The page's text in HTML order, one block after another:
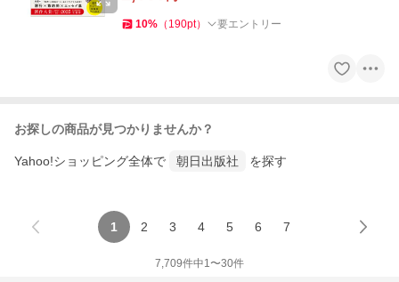
10% （ 190pt） 要エントリー
お探しの商品が見つかりませんか？
Yahoo!ショッピング全体で 朝日出版社 を探す
1 2 3 4 5 6 7
7,709件中1〜30件